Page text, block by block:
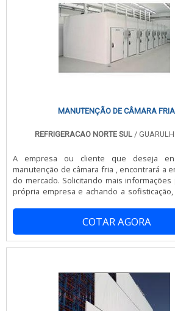
é possível tirar as suas dúvidas sobre os
ramo, além de contar com os melhores
instalações. Assim, conquistando a
satisfação dos clientes, que são os maiores
marca.A China Refrigeração é uma
sido apontada de forma positiva no
seriedade e qualidade que comprova sua
MANUTENÇÃO DE CÂMARA FRIA
REFRIGERACAO NORTE SUL/
A empresa ou cliente que deseja
manutenção de câmara fria , encontrará a
do mercado. Solicitando mais
própria empresa e achando a
manutenção de câmara fria , com
profissionais da Refrigeração Norte Sul
excelente custo-benefício com visitas
podendo ser mensais, semanais ou
competência e excelência em sua área
Refrigeração Norte Sul objetiva sua energia
estrutura com: Escritório de alta qualidade onde são
COTAR AGORA